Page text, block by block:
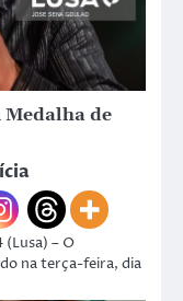
de
– O
na terça-feira, dia